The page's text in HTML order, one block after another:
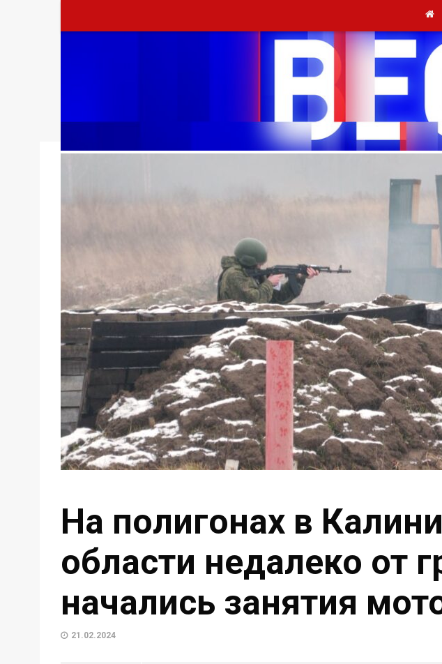
На полигонах в
области недалеко от
начались занятия
21.02.2024